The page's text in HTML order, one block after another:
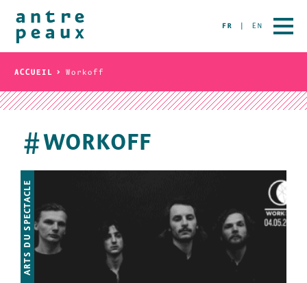
FR EN
ACCUEIL Workoff
#WORKOFF
ARTS DU SPECTACLE